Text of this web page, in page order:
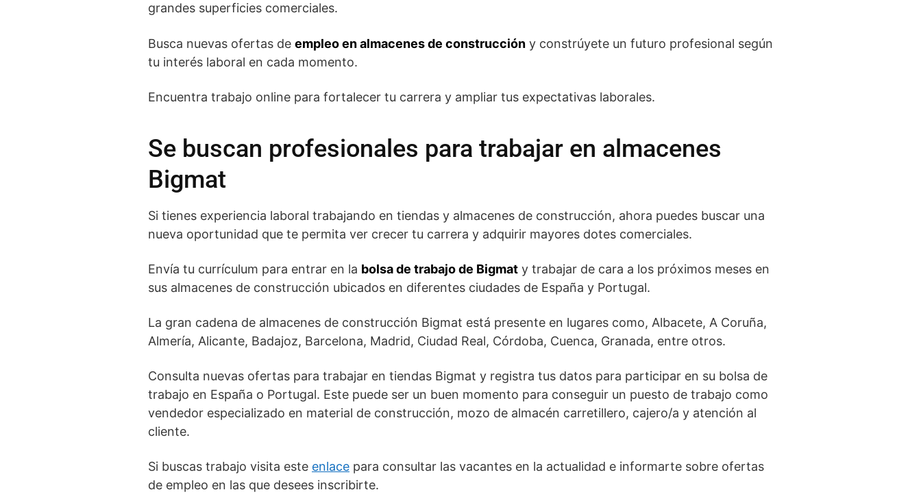
grandes superficies comerciales.
Busca nuevas ofertas de empleo en almacenes de construcción y constrúyete un futuro profesional según
tu interés laboral en cada momento.
Encuentra trabajo online para fortalecer tu carrera y ampliar tus expectativas laborales.
Se buscan profesionales para trabajar en almacenes
Bigmat
Si tienes experiencia laboral trabajando en tiendas y almacenes de construcción, ahora puedes buscar una
nueva oportunidad que te permita ver crecer tu carrera y adquirir mayores dotes comerciales.
Envía tu currículum para entrar en la bolsa de trabajo de Bigmat y trabajar de cara a los próximos meses en
sus almacenes de construcción ubicados en diferentes ciudades de España y Portugal.
La gran cadena de almacenes de construcción Bigmat está presente en lugares como, Albacete, A Coruña,
Almería, Alicante, Badajoz, Barcelona, Madrid, Ciudad Real, Córdoba, Cuenca, Granada, entre otros.
Consulta nuevas ofertas para trabajar en tiendas Bigmat y registra tus datos para participar en su bolsa de
trabajo en España o Portugal. Este puede ser un buen momento para conseguir un puesto de trabajo como
vendedor especializado en material de construcción, mozo de almacén carretillero, cajero/a y atención al
cliente.
Si buscas trabajo visita este enlace para consultar las vacantes en la actualidad e informarte sobre ofertas
de empleo en las que desees inscribirte.